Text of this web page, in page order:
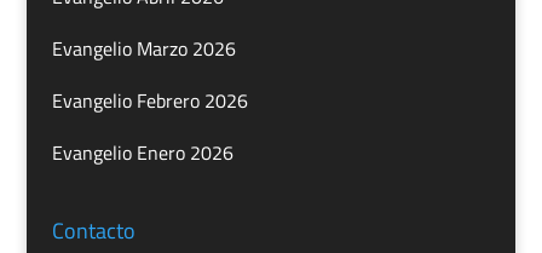
Evangelio Marzo 2026
Evangelio Febrero 2026
Evangelio Enero 2026
Contacto